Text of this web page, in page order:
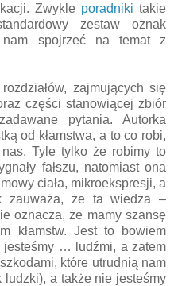
Zwykleporadniki takie
zestaw oznak
nam spojrzeć na temat z
zajmujących się
części stanowiącej zbiór
pytania. Autorka
od kłamstwa, a to co robi,
Tyle tylko że robimy to
fałszu, natomiast ona
ciała, mikroekspresji, a
zauważa, że ta wiedza –
oznacza, że mamy szansę
kłamstw. Jest to bowiem
… ludźmi, a zatem
które utrudnią nam
ludzki), a także nie jesteśmy